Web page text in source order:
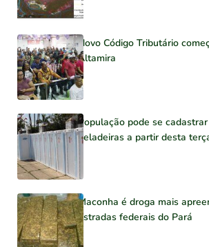
Novo Código Tributário
Altamira
População pode se
geladeiras a partir desta
Maconha é droga mais
estradas federais do Pará